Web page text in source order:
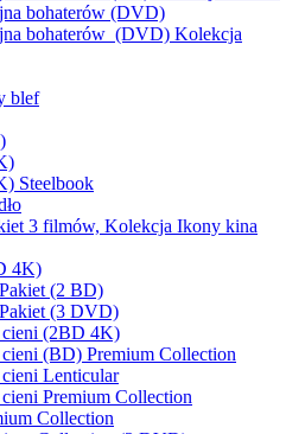
bohaterów (DVD)
bohaterów (DVD) Kolekcja
blef
Steelbook
3 filmów, Kolekcja Ikony kina
4K)
(2 BD)
(3 DVD)
cieni (2BD 4K)
(BD) Premium Collection
Lenticular
Premium Collection
Collection